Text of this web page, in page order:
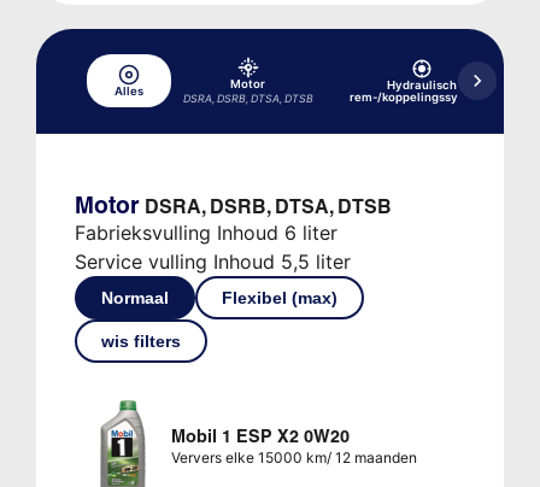
Alles
Motor
DSRA, DSRB, DTSA, DTSB
Hydraulisch
rem-/koppelingssysteem
Motor DSRA, DSRB, DTSA, DTSB
Fabrieksvulling Inhoud 6 liter
Service vulling Inhoud 5,5 liter
Normaal Flexibel (max)
wis filters
Mobil 1 ESP X2 0W20
Ververs elke 15000 km/ 12 maanden